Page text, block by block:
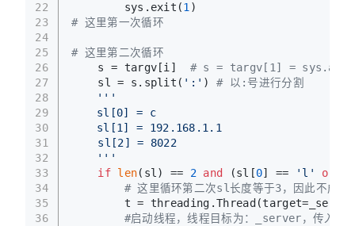
22
23
24
25
26
27
28
29
30
31
32
33
34
35
36
        sys.exit(
1 )
# 这里第一次循环
# 这里第二次循环
    s = targv[i]
# s = targv[1] =
    sl = s.split(
':' ) # 以:号进行分割
'''
	sl[0] = c
	sl[1] = 192.168.1.1
    sl[2] = 8022
	'''
if len(sl) == 2 and (sl[0] == 'l' or
# 这里循环第二次sl长度等于3，因此不成立
t =
#启动线程，线程目标为：_server，传入